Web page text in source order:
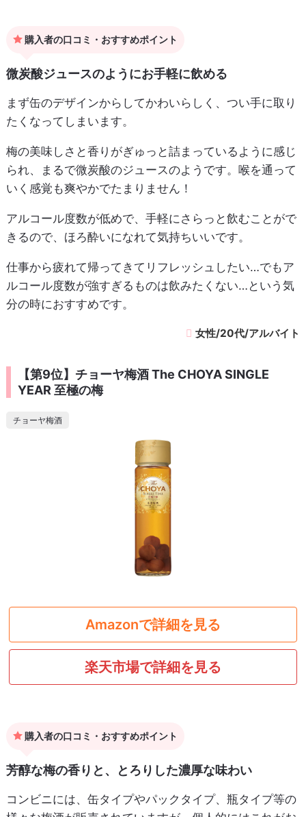
購入者の口コミ・おすすめポイント
微炭酸ジュースのようにお手軽に飲める
まず缶のデザインからしてかわいらしく、つい手に取り
たくなってしまいます。
梅の美味しさと香りがぎゅっと詰まっているように感じ
られ、まるで微炭酸のジュースのようです。喉を通って
いく感覚も爽やかでたまりません！
アルコール度数が低めで、手軽にさらっと飲むことがで
きるので、ほろ酔いになれて気持ちいいです。
仕事から疲れて帰ってきてリフレッシュしたい…でもア
ルコール度数が強すぎるものは飲みたくない…という気
分の時におすすめです。
女性/20代/アルバイト
【第9位】チョーヤ梅酒 The CHOYA SINGLE
YEAR 至極の梅
チョーヤ梅酒
Amazonで詳細を見る
楽天市場で詳細を見る
購入者の口コミ・おすすめポイント
芳醇な梅の香りと、とろりした濃厚な味わい
コンビニには、缶タイプやパックタイプ、瓶タイプ等の